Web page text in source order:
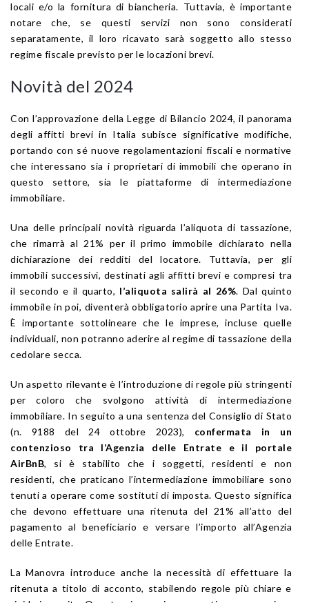
locali e/o la fornitura di biancheria. Tuttavia, è importante
notare che, se questi servizi non sono considerati
separatamente, il loro ricavato sarà soggetto allo stesso
regime fiscale previsto per le locazioni brevi.
Novità del 2024
Con l’approvazione della Legge di Bilancio 2024, il panorama
degli affitti brevi in Italia subisce significative modifiche,
portando con sé nuove regolamentazioni fiscali e normative
che interessano sia i proprietari di immobili che operano in
questo settore, sia le piattaforme di intermediazione
immobiliare.
Una delle principali novità riguarda l’aliquota di tassazione,
che rimarrà al 21% per il primo immobile dichiarato nella
dichiarazione dei redditi del locatore. Tuttavia, per gli
immobili successivi, destinati agli affitti brevi e compresi tra
il secondo e il quarto, l’aliquota salirà al 26%. Dal quinto
immobile in poi, diventerà obbligatorio aprire una Partita Iva.
È importante sottolineare che le imprese, incluse quelle
individuali, non potranno aderire al regime di tassazione della
cedolare secca.
Un aspetto rilevante è l’introduzione di regole più stringenti
per coloro che svolgono attività di intermediazione
immobiliare. In seguito a una sentenza del Consiglio di Stato
(n. 9188 del 24 ottobre 2023), confermata in un
contenzioso tra l’Agenzia delle Entrate e il portale
AirBnB, si è stabilito che i soggetti, residenti e non
residenti, che praticano l’intermediazione immobiliare sono
tenuti a operare come sostituti di imposta. Questo significa
che devono effettuare una ritenuta del 21% all’atto del
pagamento al beneficiario e versare l’importo all’Agenzia
delle Entrate.
La Manovra introduce anche la necessità di effettuare la
ritenuta a titolo di acconto, stabilendo regole più chiare e